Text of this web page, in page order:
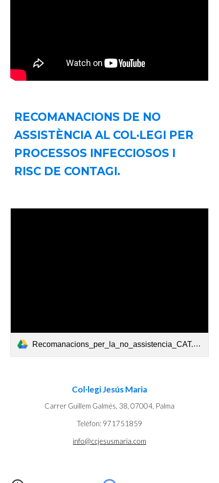
RECOMANACIONS DE NO
ASSISTÈNCIA AL COL·LEGI PER
PROCESSOS INFECCIOSOS I
RISC DE CONTAGI.
Recomanacions_per_la_no_assistencia_CAT.pdf
Col·legi Jesús Maria
Carrer Guillem Galmés, 38, 07004, Palma
Telèfon: 971751859
info@ccjesusmaria.com